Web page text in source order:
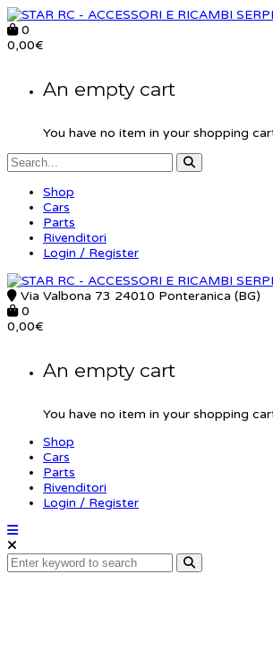
0
0,00€
An empty cart
You have no item in your shopping
Shop
Cars
Parts
Rivenditori
Login / Register
Via Valbona 73 24010 Ponteranica (BG)
0
0,00€
An empty cart
You have no item in your shopping
Shop
Cars
Parts
Rivenditori
Login / Register